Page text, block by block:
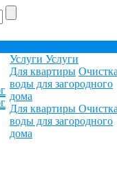
Услуги Услуги
Для квартиры Очистка
воды для загородного
дома
Для квартиры Очистка
воды для загородного
дома